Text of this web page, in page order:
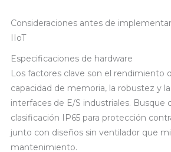
Consideraciones antes de
IIoT
Especificaciones de hardware
Los factores clave son el rendimiento
capacidad de memoria, la robustez y
interfaces de E/S industriales. Busque
clasificación IP65 para protección
junto con diseños sin ventilador que
mantenimiento.